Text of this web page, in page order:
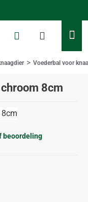
8cm
Voederbal voor
beoordeling